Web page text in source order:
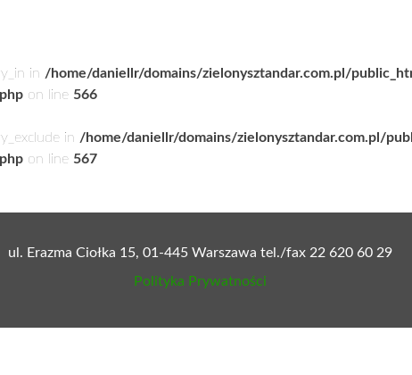
in /home/daniellr/domains/zielonysztandar.com.pl/
on line 566
in /home/daniellr/domains/zielonysztandar.com.pl/
on line 567
ul. Erazma Ciołka 15, 01-445 Warszawa tel./fax 22 620 60 29
Polityka Prywatności